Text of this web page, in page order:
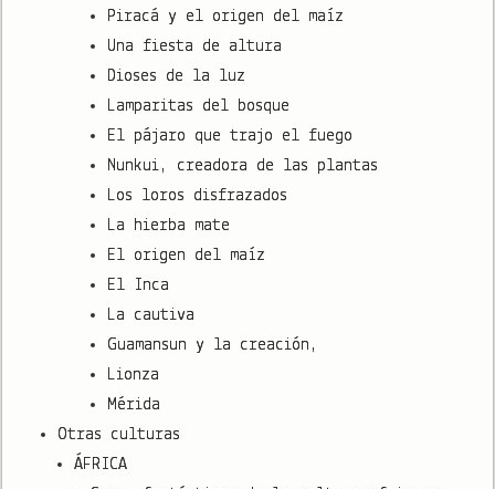
Piracá y el origen del maíz
Una fiesta de altura
Dioses de la luz
Lamparitas del bosque
El pájaro que trajo el fuego
Nunkui, creadora de las plantas
Los loros disfrazados
La hierba mate
El origen del maíz
El Inca
La cautiva
Guamansun y la creación,
Lionza
Mérida
Otras culturas
ÁFRICA